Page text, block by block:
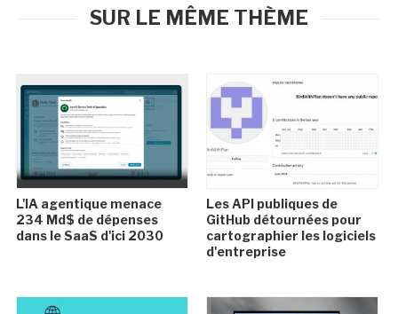
SUR LE MÊME THÈME
L'IA agentique menace
234 Md$ de dépenses
dans le SaaS d'ici 2030
Les API publiques de
GitHub détournées pour
cartographier les logiciels
d'entreprise